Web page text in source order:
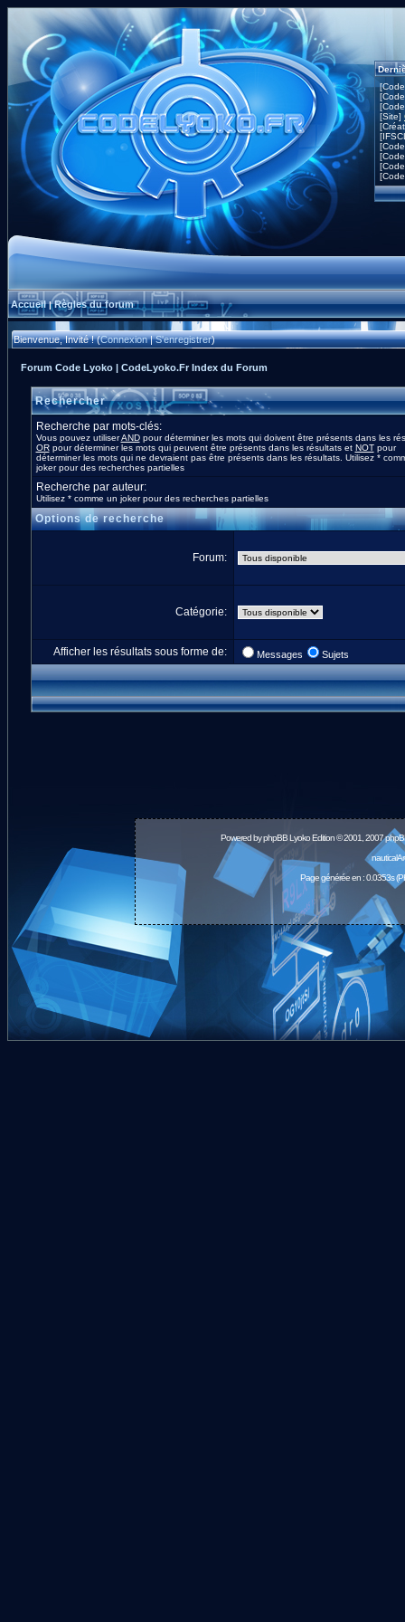
[Site]
Accueil|Règles du forum
Bienvenue, Invité ! (Connexion|S'enregistrer)
Forum Code Lyoko | CodeLyoko.Fr Index du Forum
Rechercher
Recherche par mots-clés:
Vous pouvez utiliserANDpour déterminer les mots qui doivent être présents dans les
ORpour déterminer les mots qui peuvent être présents dans les résultats et NOTpour
déterminer les mots qui ne devraient pas être présents dans les résultats. Utilisez *
joker pour des recherches partielles
Recherche par auteur:
Utilisez * comme un joker pour des recherches partielles
Options de recherche
Forum:
Catégorie:
Afficher les résultats sous forme de: Messages Sujets
Powered byphpBBLyoko Edition © 2001, 2007
Page générée en : 0.0353s